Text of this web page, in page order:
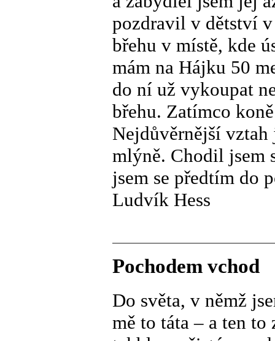
pozdravil v dětství
břehu v místě, kde
mám na Hájku 50
do ní už vykoupat
břehu. Zatímco
Nejdůvěrnější vztah
mlýně. Chodil jsem
jsem se předtím do
Ludvík Hess
Pochodem vchod
Do světa, v němž
mě to táta – a ten